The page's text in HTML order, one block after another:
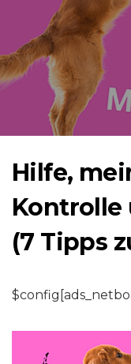
Hilfe,
Kontrolle
(7 Tipps